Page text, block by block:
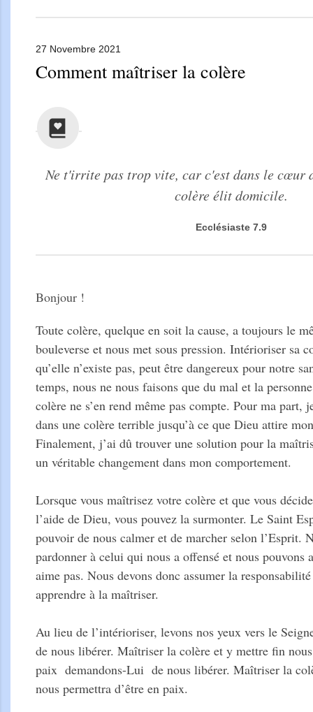
27 Novembre 2021
Comment maîtriser la colère
Ne t'irrite pas trop vite, car c'est dans le cœur
colère élit domicile.
Ecclésiaste 7.9
Bonjour !
Toute colère, quelque en soit la cause, a toujours le
bouleverse et nous met sous pression. Intérioriser sa
qu’elle n’existe pas, peut être dangereux pour notre
temps, nous ne nous faisons que du mal et la
colère ne s’en rend même pas compte. Pour ma part,
dans une colère terrible jusqu’à ce que Dieu attire
Finalement, j’ai dû trouver une solution pour la
un véritable changement dans mon comportement.
Lorsque vous maîtrisez votre colère et que vous
l’aide de Dieu, vous pouvez la surmonter. Le Saint
pouvoir de nous calmer et de marcher selon l’Esprit.
pardonner à celui qui nous a offensé et nous pouvons
aime pas. Nous devons donc assumer la
apprendre à la maîtriser.
Au lieu de l’intérioriser, levons nos yeux vers le
de nous libérer. Maîtriser la colère et y mettre fin
paix demandons-Lui de nous libérer. Maîtriser la
nous permettra d’être en paix.